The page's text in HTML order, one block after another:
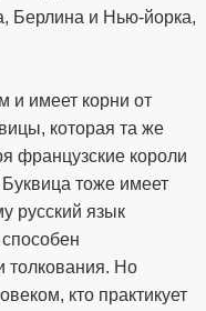
Берлина и Нью-йорка,
и имеет корни от
которая та же
французские короли
тоже имеет
русский язык
толкования. Но
кто практикует